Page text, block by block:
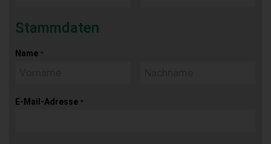
Stammdaten
Name *
E-Mail-Adresse *